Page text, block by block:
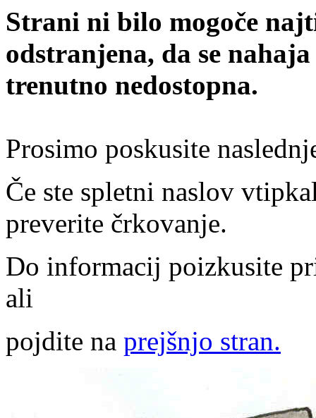
Strani ni bilo mogoče
odstranjena, da se
trenutno nedostopna.
Prosimo poskusite
Če ste spletni naslov
preverite črkovanje.
Do informacij poizkusite
ali
pojdite na prejšnjo stran.